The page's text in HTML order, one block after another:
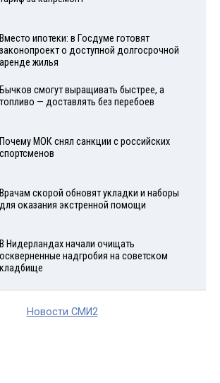
Вместо ипотеки: в Госдуме готовят
законопроект о доступной долгосрочной
аренде жилья
Бычков смогут выращивать быстрее, а
топливо — доставлять без перебоев
Почему МОК снял санкции с российских
спортсменов
Врачам скорой обновят укладки и наборы
для оказания экстренной помощи
В Нидерландах начали очищать
оскверненные надгробия на советском
кладбище
Новости СМИ2